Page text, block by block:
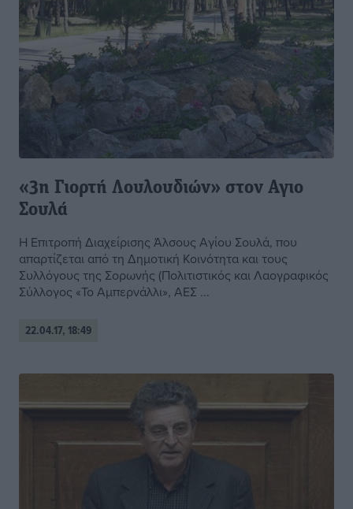
«3η Γιορτή Λουλουδιών» στον Αγιο
Σουλά
Η Επιτροπή Διαχείρισης Άλσους Αγίου Σουλά, που
απαρτίζεται από τη Δημοτική Κοινότητα και τους
Συλλόγους της Σορωνής (Πολιτιστικός και Λαογραφικός
Σύλλογος «Το Αμπερνάλλι», ΑΕΣ ...
22.04.17, 18:49